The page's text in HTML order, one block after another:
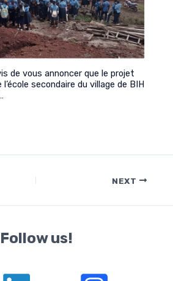
de vous annoncer que le projet
secondaire du village de BIH
NEXT
Follow us!